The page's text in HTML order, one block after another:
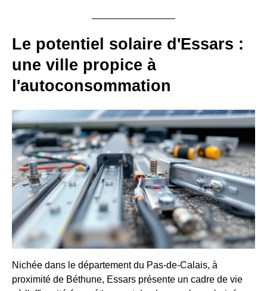
Le potentiel solaire d'Essars :
une ville propice à
l'autoconsommation
Nichée dans le département du Pas-de-Calais, à
proximité de Béthune, Essars présente un cadre de vie